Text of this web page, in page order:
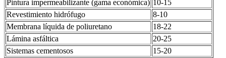
Pintura impermeabilizante (gama económica) 10-15
Revestimiento hidrófugo
8-10
Membrana líquida de poliuretano
18-22
Lámina asfáltica
20-25
Sistemas cementosos
15-20